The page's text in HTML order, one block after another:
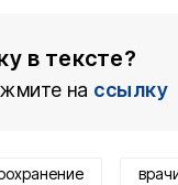
в тексте?
на ссылку